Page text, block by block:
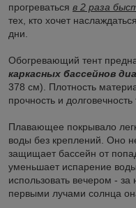
прогреваться в 2 раза
тех, кто хочет
дни.
Обогревающий тент
каркасных бассейнов
378 см). Плотность
прочность и долговечность
Плавающее покрывало
воды без креплений. Оно
защищает бассейн от
уменьшает испарение
использовать вечером -
первыми лучами солнца